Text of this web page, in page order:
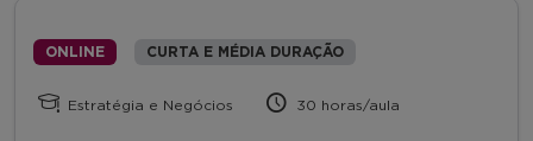
ONLINE CURTA E MÉDIA DURAÇÃO
Estratégia e Negócios 30 horas/aula